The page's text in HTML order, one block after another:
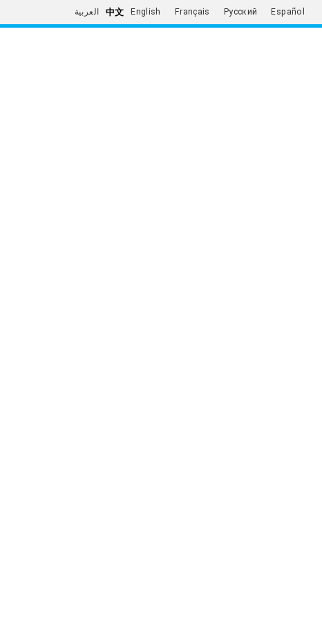
العربية 中文 English Français Русский Español